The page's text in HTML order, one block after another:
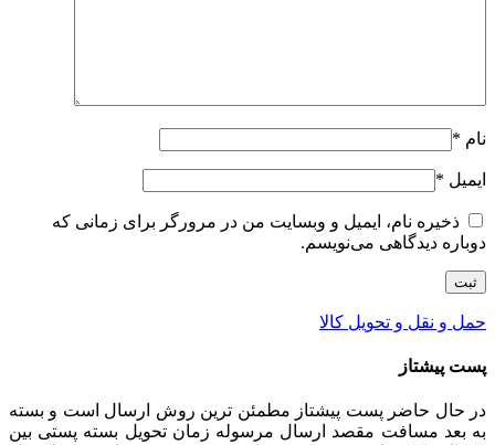
نام *
ایمیل *
ذخیره نام، ایمیل و وبسایت من در مرورگر برای زمانی که
دوباره دیدگاهی می‌نویسم.
حمل و نقل و تحویل کالا
پست پیشتاز
در حال حاضر پست پیشتاز مطمئن ترین روش ارسال است و بسته
به بعد مسافت مقصد ارسال مرسوله زمان تحویل بسته پستی بین